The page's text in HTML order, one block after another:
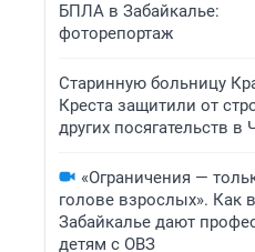
БПЛА в Забайкалье:
фоторепортаж
Старинную больницу
Креста защитили от
других посягательств в
«Ограничения —
голове взрослых». Как в
Забайкалье дают
детям с ОВЗ